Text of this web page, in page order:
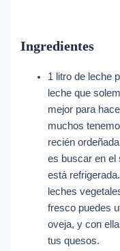
Ingredientes
1 litro de leche
leche que
mejor para
muchos
recién
es buscar en el
está
leches
fresco puedes
oveja, y con
tus quesos.